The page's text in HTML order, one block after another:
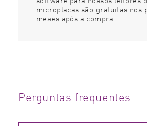
microplacas são gratuitas nos
meses após a compra.
Perguntas frequentes